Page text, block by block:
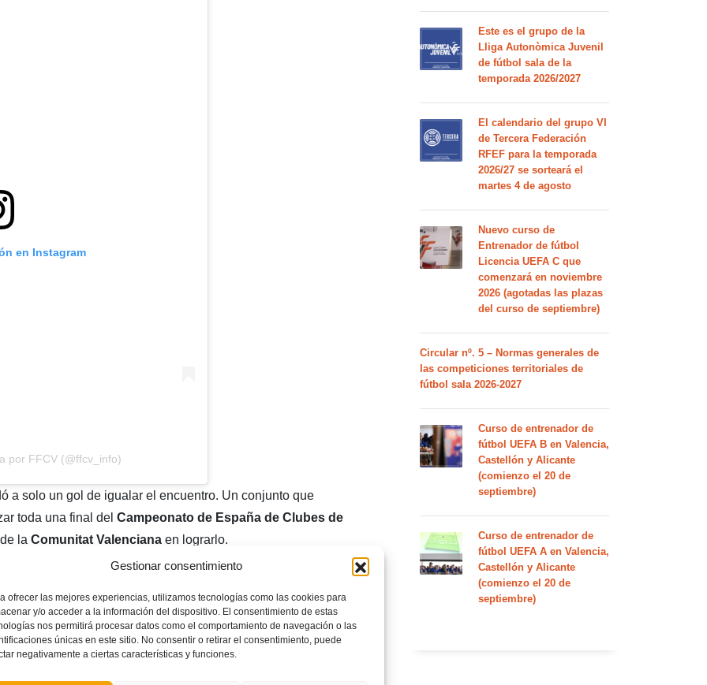
Gestionar consentimiento
ofrecer las mejores experiencias, utilizamos tecnologías como las cookies para
y/o acceder a la información del dispositivo. El consentimiento de estas
nos permitirá procesar datos como el comportamiento de navegación o las
únicas en este sitio. No consentir o retirar el consentimiento, puede
negativamente a ciertas características y funciones.
en Instagram
por FFCV (@ffcv_info)
a solo un gol de igualar el encuentro. Un conjunto que
toda una final del Campeonato de España de Clubes de
la Comunitat Valencianaen lograrlo.
Este es el grupo de la
Lliga Autonòmica Juvenil
de fútbol sala de la
temporada 2026/2027
El calendario del grupo VI
de Tercera Federación
RFEF para la temporada
2026/27 se sorteará el
martes 4 de agosto
Nuevo curso de
Entrenador de fútbol
Licencia UEFA C que
comenzará en noviembre
2026 (agotadas las plazas
del curso de septiembre)
Circular nº. 5 – Normas generales de
las competiciones territoriales de
fútbol sala 2026-2027
Curso de entrenador de
fútbol UEFA B en Valencia,
Castellón y Alicante
(comienzo el 20 de
septiembre)
Curso de entrenador de
fútbol UEFA A en Valencia,
Castellón y Alicante
(comienzo el 20 de
septiembre)